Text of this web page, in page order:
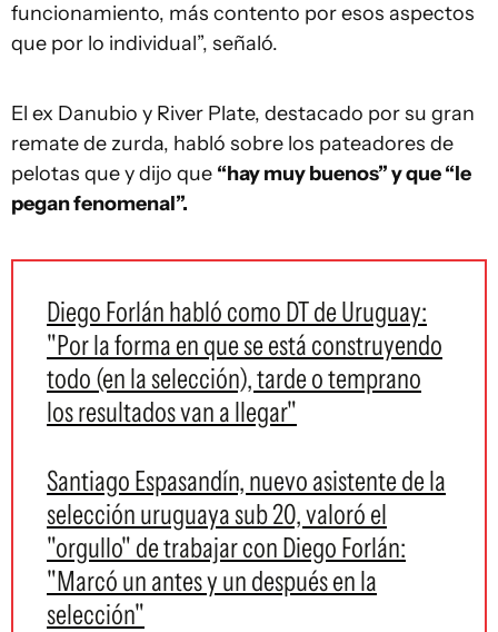
funcionamiento, más contento por esos aspectos
que por lo individual”, señaló.
El ex Danubio y River Plate, destacado por su gran
remate de zurda, habló sobre los pateadores de
pelotas que y dijo que “hay muy buenos” y que “le
pegan fenomenal”.
Diego Forlán habló como DT de Uruguay:
"Por la forma en que se está construyendo
todo (en la selección), tarde o temprano
los resultados van a llegar"
Santiago Espasandín, nuevo asistente de la
selección uruguaya sub 20, valoró el
"orgullo" de trabajar con Diego Forlán:
"Marcó un antes y un después en la
selección"